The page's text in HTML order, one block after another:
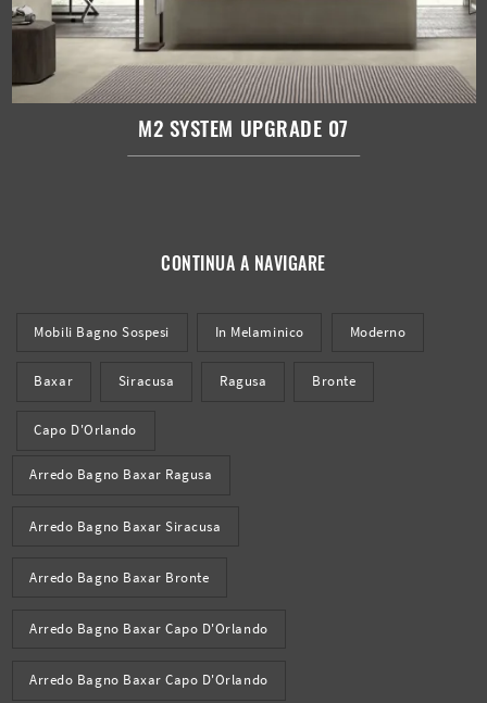
M2 SYSTEM UPGRADE 07
CONTINUA A NAVIGARE
Mobili Bagno Sospesi In Melaminico Moderno
Baxar Siracusa Ragusa Bronte
Capo D'Orlando
Arredo Bagno Baxar Ragusa
Arredo Bagno Baxar Siracusa
Arredo Bagno Baxar Bronte
Arredo Bagno Baxar Capo D'Orlando
Arredo Bagno Baxar Capo D'Orlando